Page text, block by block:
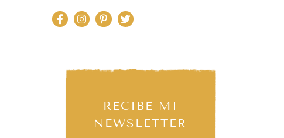
RECIBE MI
NEWSLETTER